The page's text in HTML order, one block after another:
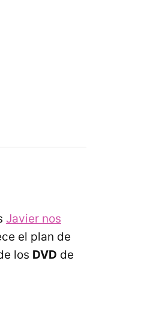
Javier nos
el plan de
los DVD de